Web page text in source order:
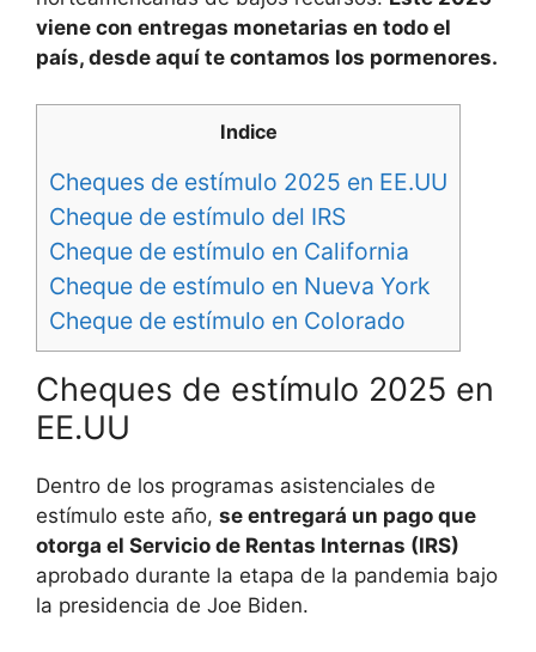
viene con entregas monetarias en todo el
país, desde aquí te contamos los pormenores.
Indice
Cheques de estímulo 2025 en EE.UU
Cheque de estímulo del IRS
Cheque de estímulo en California
Cheque de estímulo en Nueva York
Cheque de estímulo en Colorado
Cheques de estímulo 2025 en
EE.UU
Dentro de los programas asistenciales de
estímulo este año, se entregará un pago que
otorga el Servicio de Rentas Internas (IRS)
aprobado durante la etapa de la pandemia bajo
la presidencia de Joe Biden.